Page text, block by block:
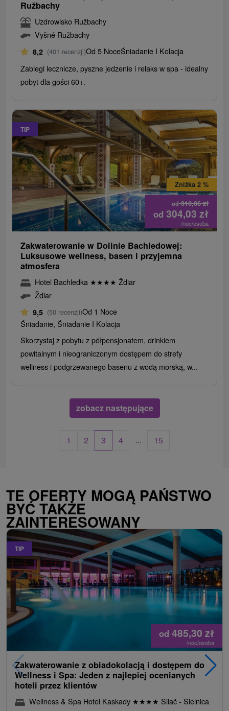
Ružbachy
Uzdrowisko Ružbachy
Vyšné Ružbachy
8,2 (401 recenzji)Od 5 NoceŚniadanie I Kolacja
Zabiegi lecznicze, pyszne jedzenie i relaks w spa - idealny
pobyt dla gości 60+.
TIP
od310,06zł
Zniżka 2 %
od 304,03 zł
/noc/osoba
Zakwaterowanie w Dolinie Bachledowej:
Luksusowe wellness, basen i przyjemna
atmosfera
Hotel Bachledka ★★★★ Ždiar
Ždiar
9,5 (50 recenzji)Od 1 Noce
Śniadanie, Śniadanie I Kolacja
Skorzystaj z pobytu z półpensjonatem, drinkiem
powitalnym i nieograniczonym dostępem do strefy
wellness i podgrzewanego basenu z wodą morską, w...
zobacz następujące
1 2 3 4 ... 15
TE OFERTY MOGĄ PAŃSTWO
BYĆ TAKŻE
ZAINTERESOWANY
TIP
od 485,30 zł
/noc/osoba
Zakwaterowanie z obiadokolacją i dostępem do
Wellness i Spa: Jeden z najlepiej ocenianych
hoteli przez klientów
Wellness & Spa Hotel Kaskady ★★★★ Sliač - Sielnica